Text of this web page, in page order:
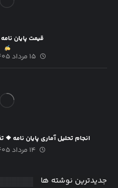
قیمت پایان نامه
۱۵ مرداد ۱۴۰۵
انجام تحلیل آماری پایان
۱۴ مرداد ۱۴۰۵
جدیدترین نوشته ها